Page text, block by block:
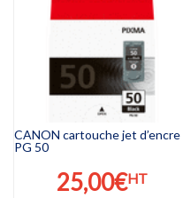
CANON cartouche jet d’encre
PG 50
25,00€HT